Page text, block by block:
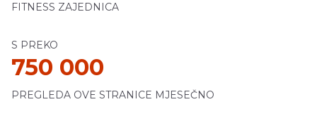
FITNESS ZAJEDNICA
S PREKO
750 000
PREGLEDA OVE STRANICE MJESEČNO